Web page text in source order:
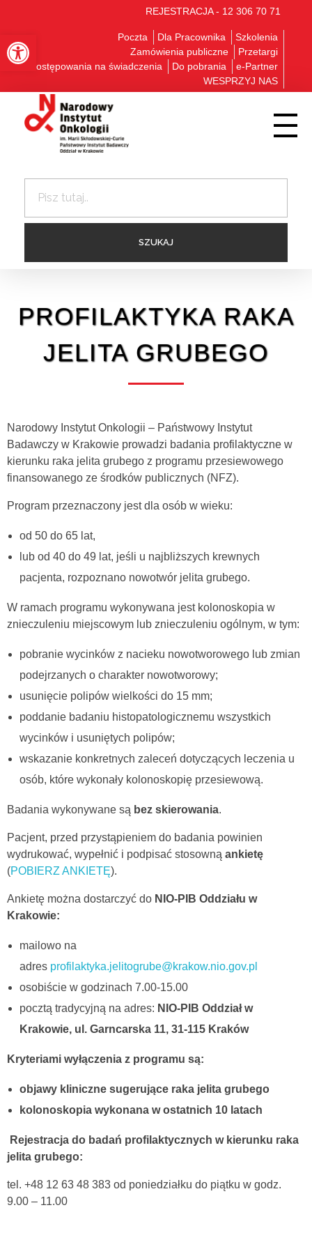
Otwórz pasek narzędzi
REJESTRACJA - 12 306 70 71
Poczta Dla Pracownika
Szkolenia
Zamówienia publiczne
Przetargi
Postępowania na świadczenia
Do pobrania
e-Partner
WESPRZYJ NAS
PROFILAKTYKA RAKA
JELITA GRUBEGO
Narodowy Instytut Onkologii – Państwowy Instytut
Badawczy w Krakowie prowadzi badania profilaktyczne w
kierunku raka jelita grubego z programu przesiewowego
finansowanego ze środków publicznych (NFZ).
Program przeznaczony jest dla osób w wieku:
od 50 do 65 lat,
lub od 40 do 49 lat, jeśli u najbliższych krewnych
pacjenta, rozpoznano nowotwór jelita grubego.
W ramach programu wykonywana jest kolonoskopia w
znieczuleniu miejscowym lub znieczuleniu ogólnym, w tym:
pobranie wycinków z nacieku nowotworowego lub zmian
podejrzanych o charakter nowotworowy;
usunięcie polipów wielkości do 15 mm;
poddanie badaniu histopatologicznemu wszystkich
wycinków i usuniętych polipów;
wskazanie konkretnych zaleceń dotyczących leczenia u
osób, które wykonały kolonoskopię przesiewową.
Badania wykonywane są bez skierowania.
Pacjent, przed przystąpieniem do badania powinien
wydrukować, wypełnić i podpisać stosowną ankietę
(POBIERZ ANKIETĘ).
Ankietę można dostarczyć do NIO-PIB Oddziału w
Krakowie:
mailowo na
adres profilaktyka.jelitogrube@krakow.nio.gov.pl
osobiście w godzinach 7.00-15.00
pocztą tradycyjną na adres: NIO-PIB Oddział w
Krakowie, ul. Garncarska 11, 31-115 Kraków
Kryteriami wyłączenia z programu są:
objawy kliniczne sugerujące raka jelita grubego
kolonoskopia wykonana w ostatnich 10 latach
Rejestracja do badań profilaktycznych w kierunku raka
jelita grubego:
tel. +48 12 63 48 383 od poniedziałku do piątku w godz.
9.00 – 11.00